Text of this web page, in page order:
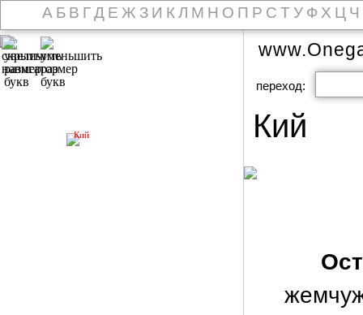
А Б В Г Д Е Ж З И К Л М Н О П Р С Т У Ф Х Ц Ч
Кий
переход:
Кий